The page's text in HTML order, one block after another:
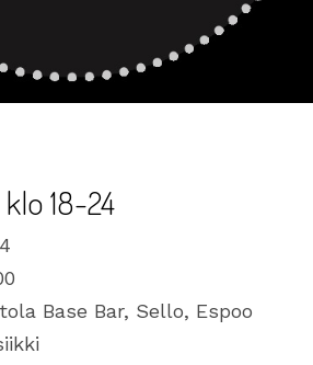
18-24
Base Bar, Sello, Espoo